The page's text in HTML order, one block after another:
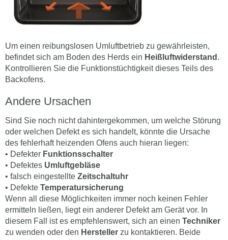
Um einen reibungslosen Umluftbetrieb zu gewährleisten,
befindet sich am Boden des Herds ein Heißluftwiderstand .
Kontrollieren Sie die Funktionstüchtigkeit dieses Teils des
Backofens.
Andere Ursachen
Sind Sie noch nicht dahintergekommen, um welche Störung
oder welchen Defekt es sich handelt, könnte die Ursache
des fehlerhaft heizenden Ofens auch hieran liegen:
• Defekter Funktionsschalter
• Defektes Umluftgebläse
• falsch eingestellte Zeitschaltuhr
• Defekte Temperatursicherung
Wenn all diese Möglichkeiten immer noch keinen Fehler
ermitteln ließen, liegt ein anderer Defekt am Gerät vor. In
diesem Fall ist es empfehlenswert, sich an einen Techniker
zu wenden oder den Hersteller zu kontaktieren. Beide